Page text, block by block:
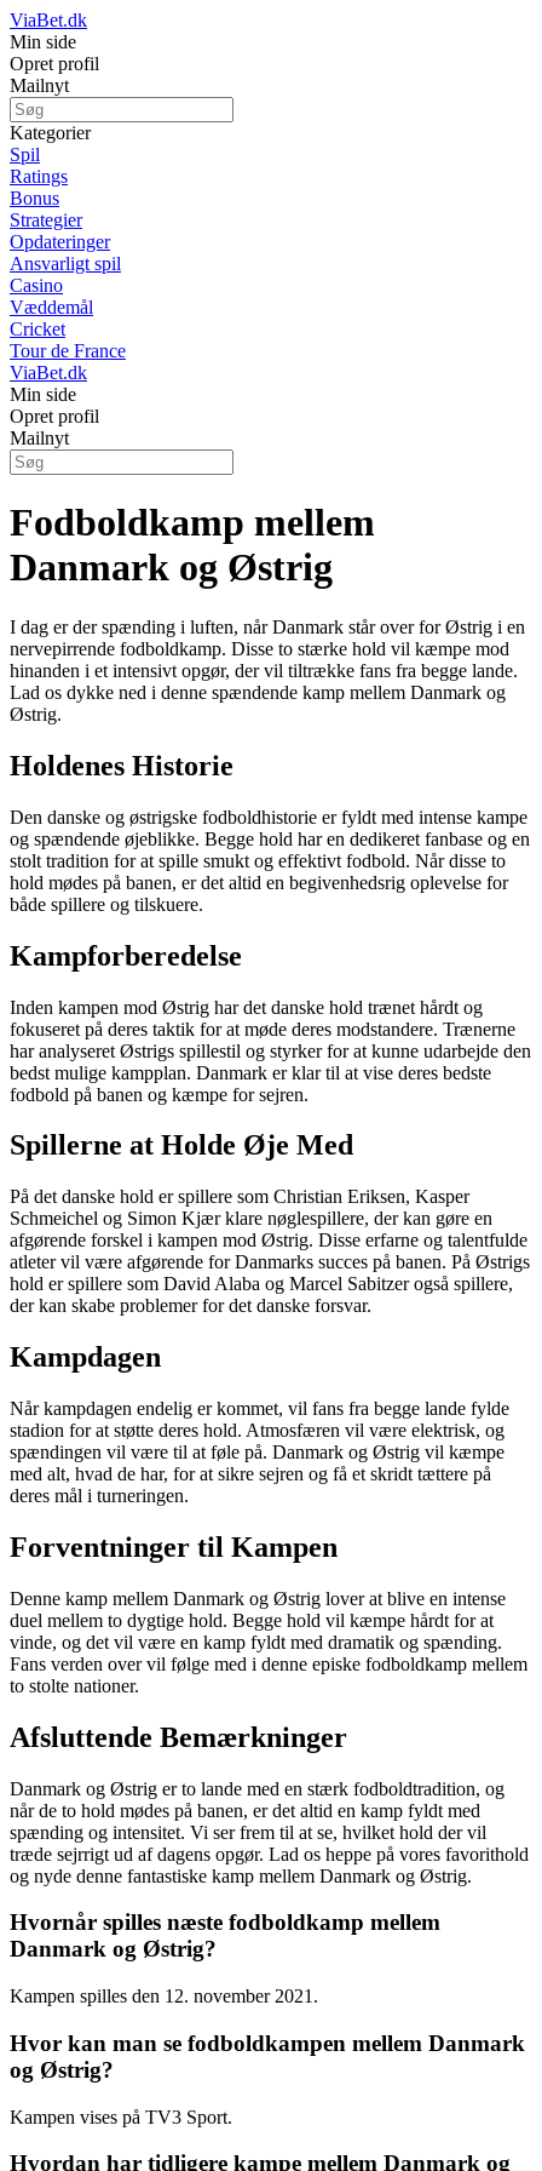
ViaBet.dk
Min side
Opret profil
Mailnyt
Kategorier
Spil
Ratings
Bonus
Strategier
Opdateringer
Ansvarligt spil
Casino
Væddemål
Cricket
Tour de France
ViaBet.dk
Min side
Opret profil
Mailnyt
Fodboldkamp mellem
Danmark og Østrig
I dag er der spænding i luften, når Danmark står over for Østrig i en
nervepirrende fodboldkamp. Disse to stærke hold vil kæmpe mod
hinanden i et intensivt opgør, der vil tiltrække fans fra begge lande.
Lad os dykke ned i denne spændende kamp mellem Danmark og
Østrig.
Holdenes Historie
Den danske og østrigske fodboldhistorie er fyldt med intense kampe
og spændende øjeblikke. Begge hold har en dedikeret fanbase og en
stolt tradition for at spille smukt og effektivt fodbold. Når disse to
hold mødes på banen, er det altid en begivenhedsrig oplevelse for
både spillere og tilskuere.
Kampforberedelse
Inden kampen mod Østrig har det danske hold trænet hårdt og
fokuseret på deres taktik for at møde deres modstandere. Trænerne
har analyseret Østrigs spillestil og styrker for at kunne udarbejde den
bedst mulige kampplan. Danmark er klar til at vise deres bedste
fodbold på banen og kæmpe for sejren.
Spillerne at Holde Øje Med
På det danske hold er spillere som Christian Eriksen, Kasper
Schmeichel og Simon Kjær klare nøglespillere, der kan gøre en
afgørende forskel i kampen mod Østrig. Disse erfarne og talentfulde
atleter vil være afgørende for Danmarks succes på banen. På Østrigs
hold er spillere som David Alaba og Marcel Sabitzer også spillere,
der kan skabe problemer for det danske forsvar.
Kampdagen
Når kampdagen endelig er kommet, vil fans fra begge lande fylde
stadion for at støtte deres hold. Atmosfæren vil være elektrisk, og
spændingen vil være til at føle på. Danmark og Østrig vil kæmpe
med alt, hvad de har, for at sikre sejren og få et skridt tættere på
deres mål i turneringen.
Forventninger til Kampen
Denne kamp mellem Danmark og Østrig lover at blive en intense
duel mellem to dygtige hold. Begge hold vil kæmpe hårdt for at
vinde, og det vil være en kamp fyldt med dramatik og spænding.
Fans verden over vil følge med i denne episke fodboldkamp mellem
to stolte nationer.
Afsluttende Bemærkninger
Danmark og Østrig er to lande med en stærk fodboldtradition, og
når de to hold mødes på banen, er det altid en kamp fyldt med
spænding og intensitet. Vi ser frem til at se, hvilket hold der vil
træde sejrrigt ud af dagens opgør. Lad os heppe på vores favorithold
og nyde denne fantastiske kamp mellem Danmark og Østrig.
Hvornår spilles næste fodboldkamp mellem
Danmark og Østrig?
Kampen spilles den 12. november 2021.
Hvor kan man se fodboldkampen mellem Danmark
og Østrig?
Kampen vises på TV3 Sport.
Hvordan har tidligere kampe mellem Danmark og